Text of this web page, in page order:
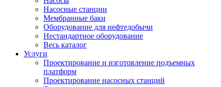
Насосные станции
Мембранные баки
Оборудование для нефтедобычи
Нестандартное оборудование
Весь каталог
Услуги
Проектирование и изготовление подъемных
платформ
Проектирование насосных станций